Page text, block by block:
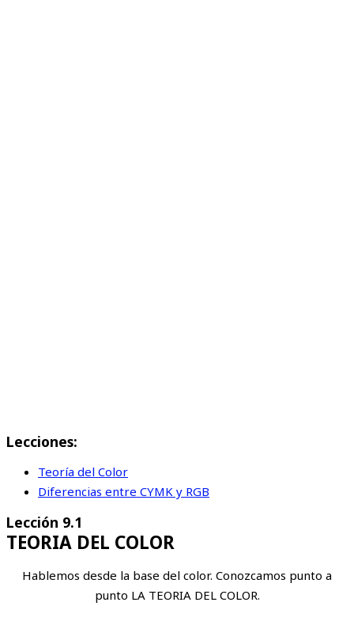
Lecciones:
Teoría del Color
Diferencias entre CYMK y RGB
Lección 9.1
TEORIA DEL COLOR
Hablemos desde la base del color. Conozcamos punto a
punto LA TEORIA DEL COLOR.